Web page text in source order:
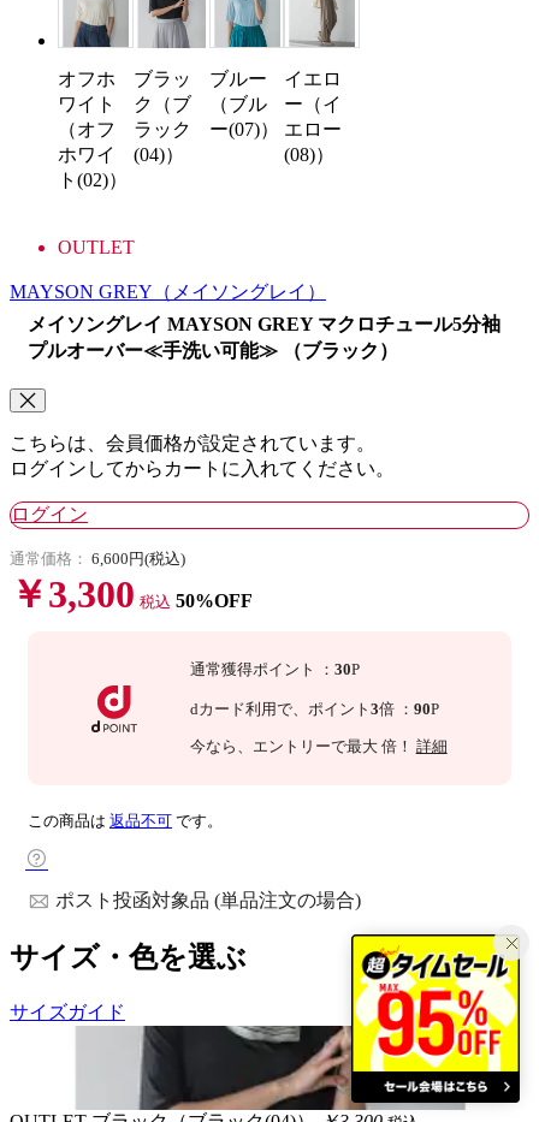
オフホ
ワイト
（オフ
ホワイ
ト(02)）
ブラッ
ク（ブ
ラック
(04)）
ブルー
（ブル
ー(07)）
イエロ
ー（イ
エロー
(08)）
OUTLET
MAYSON GREY （メイソングレイ）
メイソングレイ MAYSON GREY マクロチュール5分袖
プルオーバー≪手洗い可能≫ （ブラック）
こちらは、会員価格が設定されています。
ログインしてからカートに入れてください。
ログイン
通常価格： 6,600円(税込)
￥3,300 税込 50%OFF
通常獲得ポイント ： 30P
dカード利用で、 ポイント 3倍 ： 90P
今なら 、エントリーで最大 倍！ 詳細
この商品は 返品不可 です。
ポスト投函対象品 (単品注文の場合)
サイズ・色を選ぶ
サイズガイド